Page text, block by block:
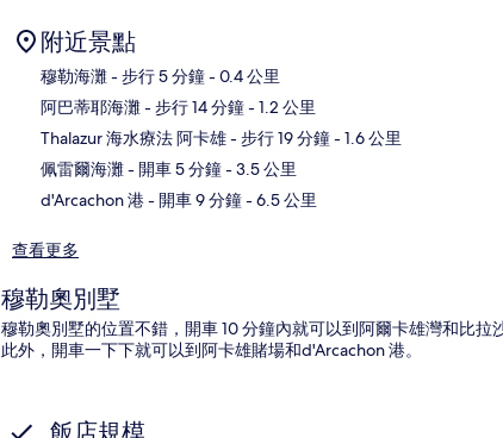
附近景點
穆勒海灘- 步行 5 分鐘- 0.4 公里
阿巴蒂耶海灘- 步行 14 分鐘- 1.2 公里
Thalazur 海水療法 阿卡雄- 步行 19 分鐘- 1.6 公里
佩雷爾海灘- 開車 5 分鐘- 3.5 公里
d'Arcachon 港- 開車 9 分鐘- 6.5 公里
查看更多
穆勒奧別墅
穆勒奧別墅的位置不錯，開車 10 分鐘內就可以到阿爾卡雄灣和比拉
此外，開車一下下就可以到阿卡雄賭場和d'Arcachon 港。
飯店規模